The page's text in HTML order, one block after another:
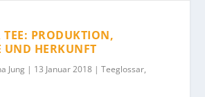
TEE: PRODUKTION,
UND HERKUNFT
Jung | 13 Januar 2018 |Teeglossar,